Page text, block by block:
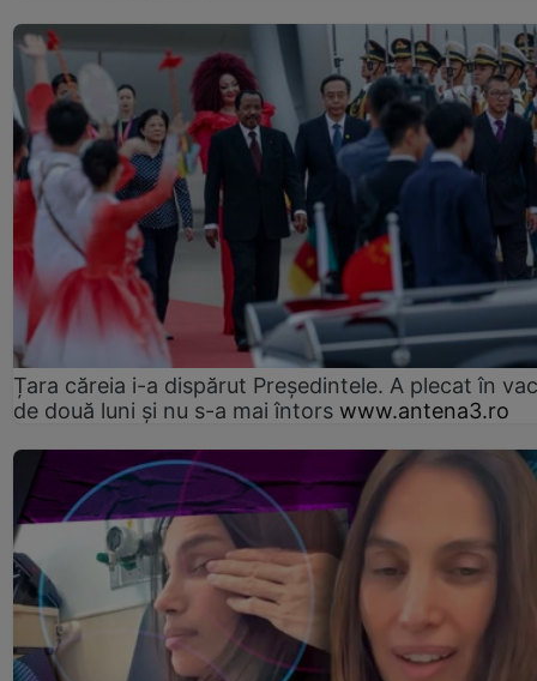
Țara căreia i-a dispărut Președintele. A plecat în
de două luni și nu s-a mai întors www.antena3.ro